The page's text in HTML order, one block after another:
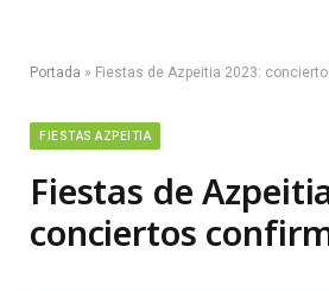
Portada » Fiestas de Azpeitia 2023:
FIESTAS AZPEITIA
Fiestas de
conciertos